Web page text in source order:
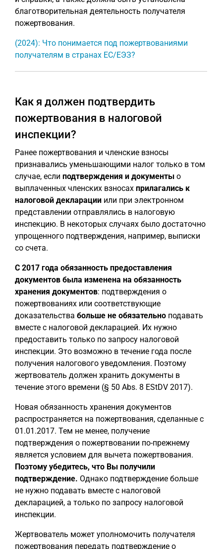
благотворительная деятельность получателя
пожертвования.
(2024): Что понимается под пожертвованиями
получателям в странах ЕС/ЕЭЗ?
Как я должен подтвердить
пожертвования в налоговой
инспекции?
Ранее пожертвования и членские взносы
признавались уменьшающими налог только в том
случае, если подтверждения и документы о
выплаченных членских взносах прилагались к
налоговой декларации или при электронном
представлении отправлялись в налоговую
инспекцию. В некоторых случаях было достаточно
упрощенного подтверждения, например, выписки
со счета.
С 2017 года обязанность предоставления
документов была изменена на обязанность
хранения документов: подтверждения о
пожертвованиях или соответствующие
доказательства больше не обязательно подавать
вместе с налоговой декларацией. Их нужно
предоставить только по запросу налоговой
инспекции. Это возможно в течение года после
получения налогового уведомления. Поэтому
жертвователь должен хранить документы в
течение этого времени (§ 50 Abs. 8 EStDV 2017).
Новая обязанность хранения документов
распространяется на пожертвования, сделанные с
01.01.2017. Тем не менее, получение
подтверждения о пожертвовании по-прежнему
является условием для вычета пожертвования.
Поэтому убедитесь, что Вы получили
подтверждение. Однако подтверждение больше
не нужно подавать вместе с налоговой
декларацией, а только по запросу налоговой
инспекции.
Жертвователь может уполномочить получателя
пожертвования передать подтверждение о